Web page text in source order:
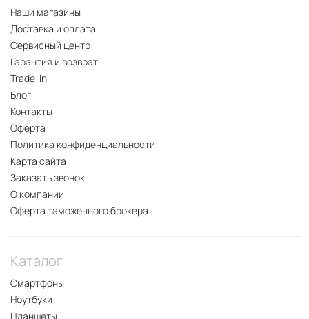
Наши магазины
Доставка и оплата
Сервисный центр
Гарантия и возврат
Trade-In
Блог
Контакты
Оферта
Политика конфиденциальности
Карта сайта
Заказать звонок
О компании
Оферта таможенного брокера
Каталог
Смартфоны
Ноутбуки
Планшеты